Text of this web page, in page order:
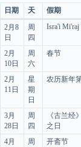
日期 天 假期
2月8
日
周
四
Isra'i Mi'raj
2月
10日
周
六
春节
2月
11日
星
期
日
农历新年
3月
28日
周
四
《古兰经
之日
4月
周
开斋节